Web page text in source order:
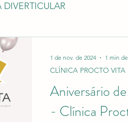
INFLAMATÓRIAS
SAÚDE ANUSCOPIA
Aniversário
- Clínica
CLÍNICA PROCTO VITA
1 de nov. de 2024 1 min